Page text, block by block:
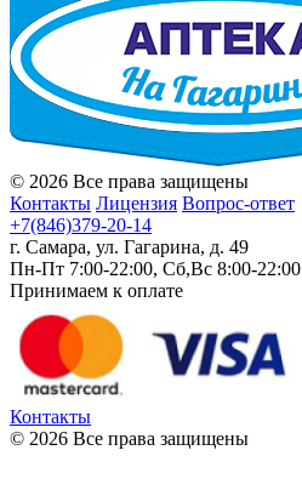
© 2026 Все права защищены
Контакты Лицензия Вопрос-ответ
+7(846)379-20-14
г. Самара, ул. Гагарина, д. 49
Пн-Пт 7:00-22:00, Сб,Вс 8:00-22:00
Принимаем к оплате
Контакты
© 2026 Все права защищены